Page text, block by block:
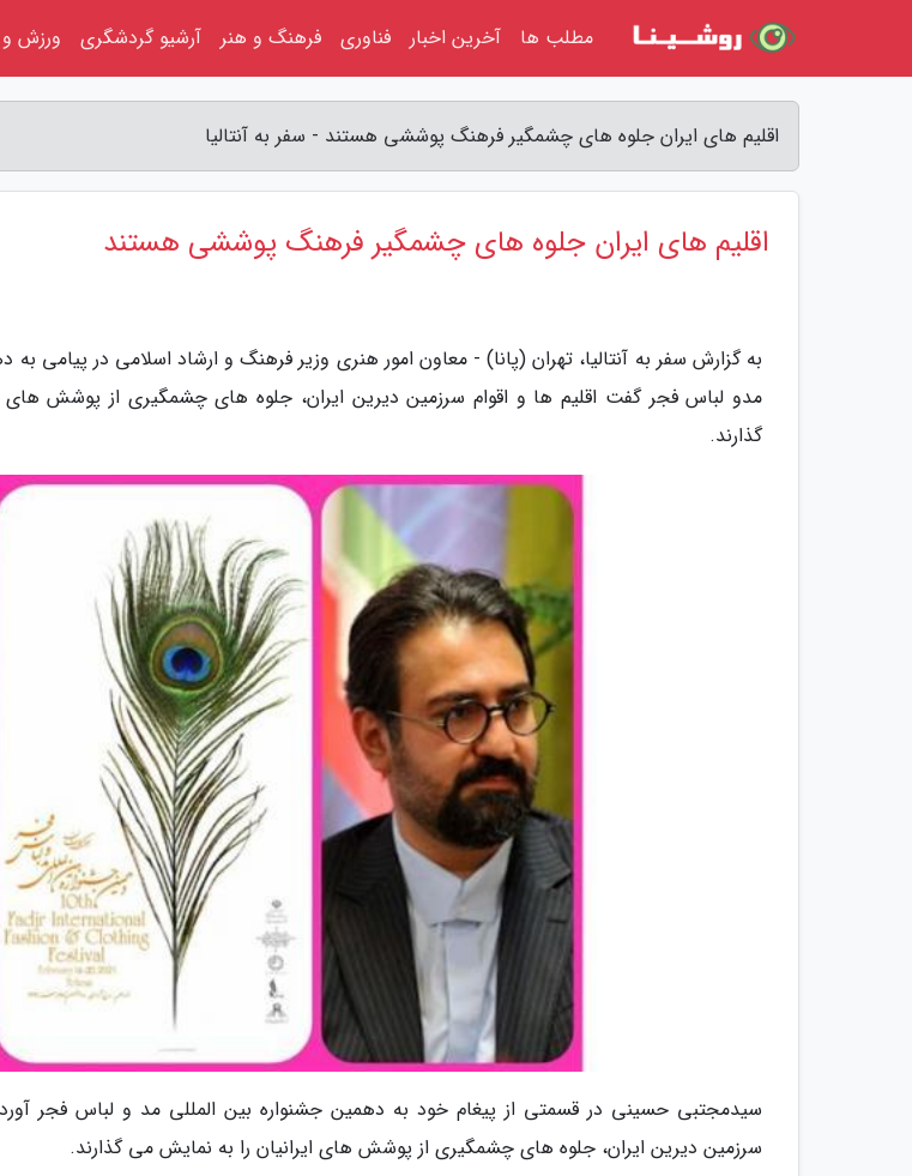
اقلیم های ایران جلوه های چشمگیر فرهنگ پوششی هستند - سفر به آنتالیا
اقلیم های ایران جلوه های چشمگیر فرهنگ پوششی هستند
به گزارش سفر به آنتالیا، تهران (پانا) - معاون امور هنری وزیر فرهنگ و ارشاد اسلامی در پیامی به
مدو لباس فجر گفت اقلیم ها و اقوام سرزمین دیرین ایران، جلوه های چشمگیری از پوشش های
گذارند.
سیدمجتبی حسینی در قسمتی از پیغام خود به دهمین جشنواره بین المللی مد و لباس فجر
سرزمین دیرین ایران، جلوه های چشمگیری از پوشش های ایرانیان را به نمایش می گذارند.
مطلب ها آخرین اخبار فناوری فرهنگ و هنر آرشیو گردشگری ورزش